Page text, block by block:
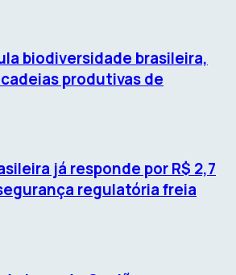
biodiversidade brasileira,
produtivas de
já responde por R$ 2,7
regulatória freia